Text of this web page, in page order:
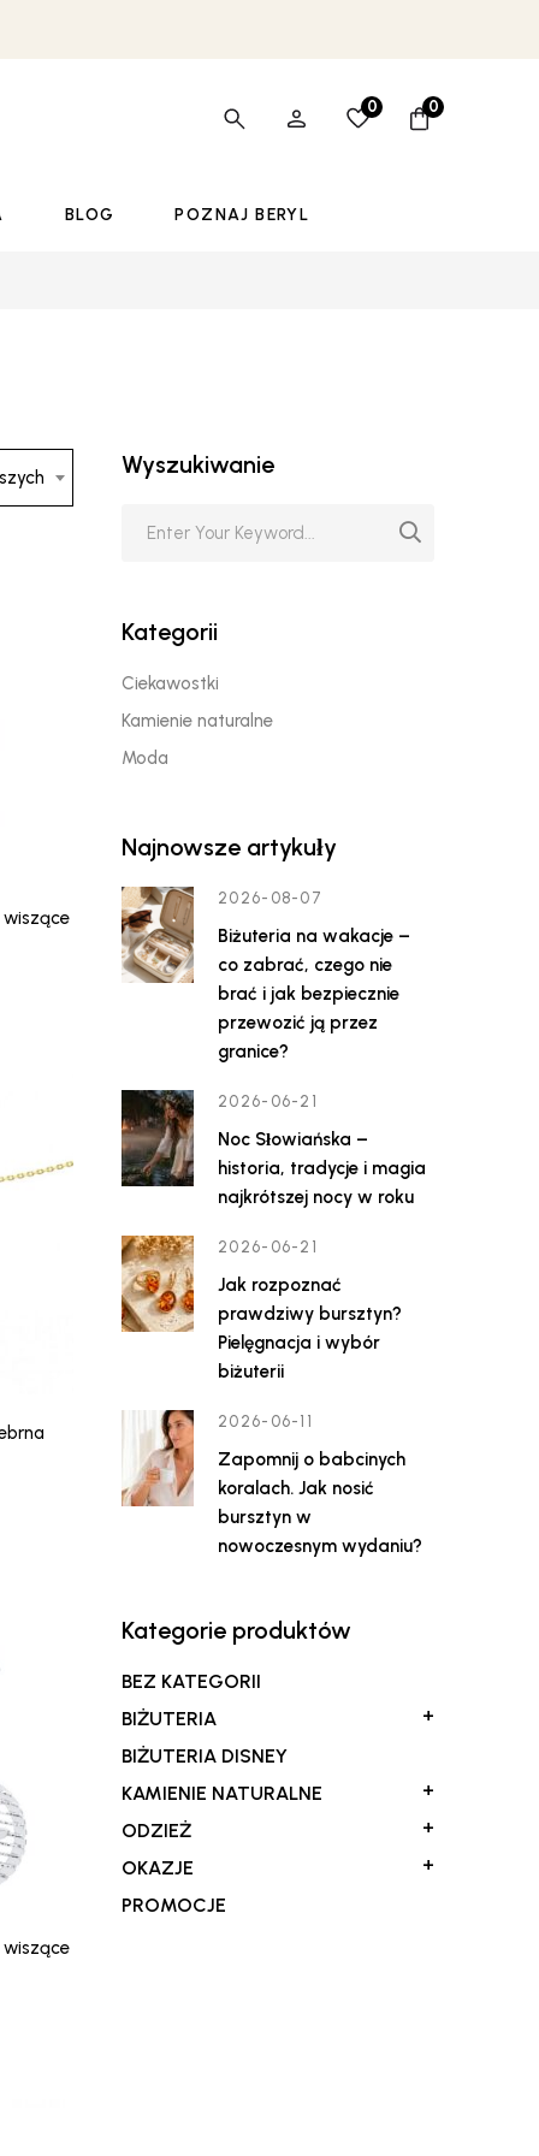
0 0
BLOG POZNAJ BERYL
wiszące
wiszące
Wyszukiwanie
Kategorii
Ciekawostki
Kamienie naturalne
Moda
Najnowsze artykuły
2026-08-07
Biżuteria na wakacje –
co zabrać, czego nie
brać i jak bezpiecznie
przewozić ją przez
granice?
2026-06-21
Noc Słowiańska –
historia, tradycje i magia
najkrótszej nocy w roku
2026-06-21
Jak rozpoznać
prawdziwy bursztyn?
Pielęgnacja i wybór
biżuterii
2026-06-11
Zapomnij o babcinych
koralach. Jak nosić
bursztyn w
nowoczesnym wydaniu?
Kategorie produktów
BEZ KATEGORII
BIŻUTERIA
+
BIŻUTERIA DISNEY
KAMIENIE NATURALNE
+
ODZIEŻ
+
OKAZJE
+
PROMOCJE